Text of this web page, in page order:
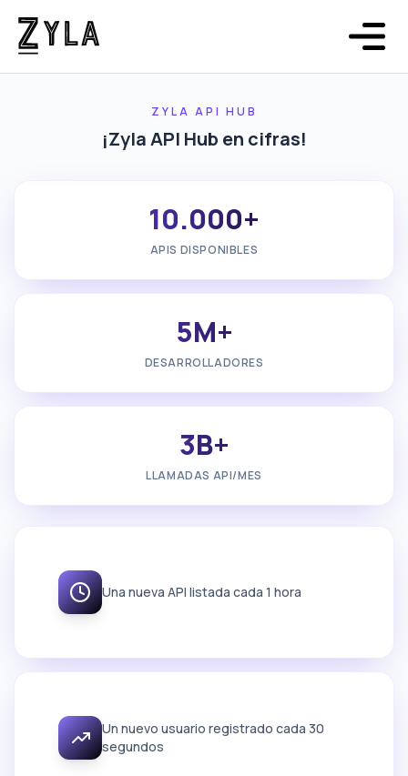
Estamos construyendo el sistema operativo de las
APIs
ZYLA API HUB
¡Zyla API Hub en cifras!
10.000+
APIS DISPONIBLES
5M+
DESARROLLADORES
3B+
LLAMADAS API/MES
Una nueva API listada cada 1 hora
Un nuevo usuario registrado cada 30
segundos